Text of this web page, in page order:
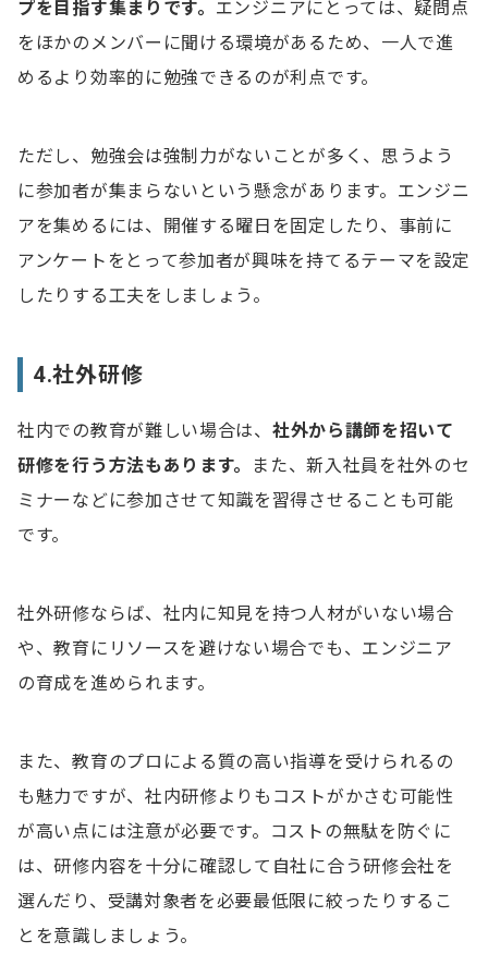
プを目指す集まりです。 エンジニアにとっては、疑問点
をほかのメンバーに聞ける環境があるため、一人で進
めるより効率的に勉強できるのが利点です。
ただし、勉強会は強制力がないことが多く、思うよう
に参加者が集まらないという懸念があります。エンジニ
アを集めるには、開催する曜日を固定したり、事前に
アンケートをとって参加者が興味を持てるテーマを設定
したりする工夫をしましょう。
4.社外研修
社内での教育が難しい場合は、 社外から講師を招いて
研修を行う方法もあります。
また、新入社員を社外のセ
ミナーなどに参加させて知識を習得させることも可能
です。
社外研修ならば、社内に知見を持つ人材がいない場合
や、教育にリソースを避けない場合でも、エンジニア
の育成を進められます。
また、教育のプロによる質の高い指導を受けられるの
も魅力ですが、社内研修よりもコストがかさむ可能性
が高い点には注意が必要です。コストの無駄を防ぐに
は、研修内容を十分に確認して自社に合う研修会社を
選んだり、受講対象者を必要最低限に絞ったりするこ
とを意識しましょう。